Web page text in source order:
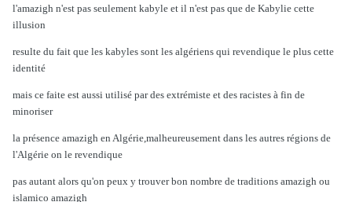
l'amazigh n'est pas seulement kabyle et il n'est pas que de Kabylie cette
illusion
resulte du fait que les kabyles sont les algériens qui revendique le plus cette
identité
mais ce faite est aussi utilisé par des extrémiste et des racistes à fin de
minoriser
la présence amazigh en Algérie,malheureusement dans les autres régions de
l'Algérie on le revendique
pas autant alors qu'on peux y trouver bon nombre de traditions amazigh ou
islamico amazigh